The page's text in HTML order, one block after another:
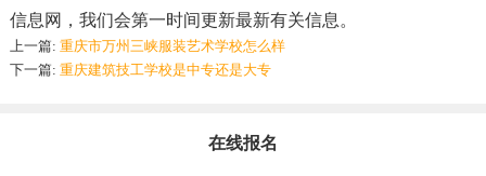
信息网，我们会第一时间更新最新有关信息。
上一篇: 重庆市万州三峡服装艺术学校怎么样
下一篇: 重庆建筑技工学校是中专还是大专
在线报名